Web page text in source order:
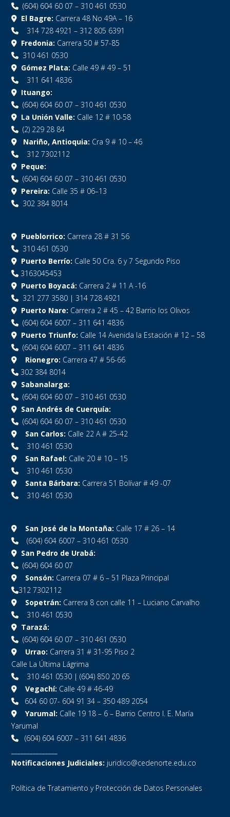
(604) 604 60 07 – 310 461 0530
El Bagre: Carrera 48 No 49A – 16
314 728 4921 – 312 805 6391
Fredonia: Carrera 50 # 57-85
310 461 0530
Gómez Plata: Calle 49 # 49 – 51
311 641 4836
Ituango:
(604) 604 60 07 – 310 461 0530
La Unión Valle: Calle 12 # 10-58
(2) 229 28 84
Nariño, Antioquia: Cra 9 # 10 – 46
312 7302112
Peque:
(604) 604 60 07 – 310 461 0530
Pereira: Calle 35 # 06–13
302 384 8014
Pueblorrico: Carrera 28 # 31 56
310 461 0530
Puerto Berrío: Calle 50 Cra. 6 y 7 Segundo Piso
3163045453
Puerto Boyacá: Carrera 2 # 11 A -16
321 277 3580 | 314 728 4921
Puerto Nare: Carrera 2 # 45 – 42 Barrio los Olivos
(604) 604 6007 – 311 641 4836
Puerto Triunfo: Calle 14 Avenida la Estación # 12 – 58
(604) 604 6007 – 311 641 4836
Rionegro: Carrera 47 # 56-66
302 384 8014
Sabanalarga:
(604) 604 60 07 – 310 461 0530
San Andrés de Cuerquía:
(604) 604 60 07 – 310 461 0530
San Carlos: Calle 22 A # 25-42
310 461 0530
San Rafael: Calle 20 # 10 – 15
310 461 0530
Santa Bárbara: Carrera 51 Bolívar # 49 -07
310 461 0530
San José de la Montaña: Calle 17 # 26 – 14
(604) 604 6007 – 310 461 0530
San Pedro de Urabá:
(604) 604 60 07
Sonsón: Carrera 07 # 6 – 51 Plaza Principal
312 7302112
Sopetrán: Carrera 8 con calle 11 – Luciano Carvalho
310 461 0530
Tarazá:
(604) 604 60 07 – 310 461 0530
Urrao: Carrera 31 # 31-95 Piso 2
Calle La Última Lágrima
310 461 0530 | (604) 850 20 65
Vegachí: Calle 49 # 46-49
604 60 07- 604 91 34 – 350 489 2054
Yarumal: Calle 19 18 – 6 – Barrio Centro I. E. María
Yarumal
(604) 604 6007 – 311 641 4836
Notificaciones Judiciales: juridico@cedenorte.edu.co
Política de Tratamiento y Protección de Datos Personales